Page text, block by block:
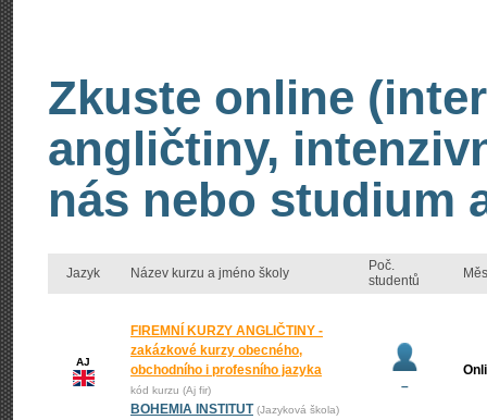
Zkuste online
angličtiny,
nás nebo studium
Jazyk Název kurzu a jméno školy
Poč.
studentů
AJ
FIREMNÍ KURZY ANGLIČTINY -
zakázkové kurzy obecného,
obchodního i profesního jazyka
kód kurzu (Aj fir)
BOHEMIA INSTITUT (Jazyková škola)
–